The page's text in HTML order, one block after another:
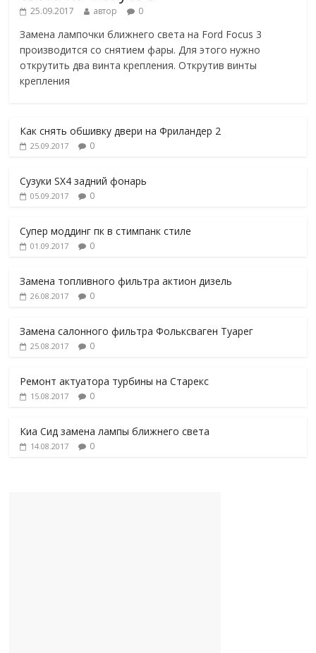
25.09.2017 автор 0
Замена лампочки ближнего света на Ford Focus 3
производится со снятием фары. Для этого нужно
открутить два винта крепления. Открутив винты
крепления
Как снять обшивку двери на Фриландер 2
25.09.2017 0
Сузуки SX4 задний фонарь
05.09.2017 0
Супер моддинг пк в стимпанк стиле
01.09.2017 0
Замена топливного фильтра актион дизель
26.08.2017 0
Замена салонного фильтра Фольксваген Туарег
25.08.2017 0
Ремонт актуатора турбины на Старекс
15.08.2017 0
Киа Сид замена лампы ближнего света
14.08.2017 0